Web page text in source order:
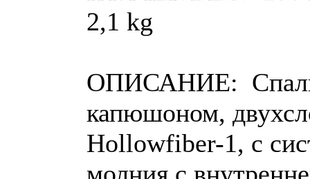
2,1 kg
ОПИСАНИЕ:
капюшоном,
Hollowfiber-1, с